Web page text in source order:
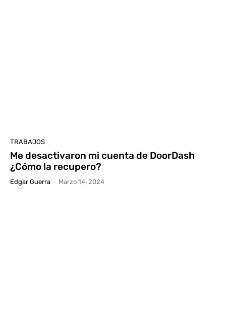
TRABAJOS
Me desactivaron mi cuenta de DoorDash
¿Cómo la recupero?
Edgar Guerra - Marzo 14, 2024